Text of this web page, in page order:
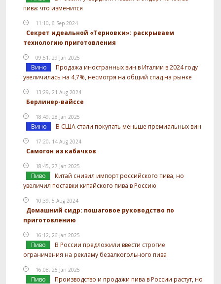
пива: что изменится
11:10, 6 Sep 2024
Секрет идеальной «Терновки»: раскрываем
технологию приготовления
09:51, 29 Jan 2025
Вино
Продажа иностранных вин в Италии в 2024 году
увеличилась на 4,7%, несмотря на общий спад на рынке
13:29, 21 Aug 2024
Берлинер-вайссе
18:49, 28 Jan 2025
Вино В США стали покупать меньше премиальных вин
17:20, 14 Aug 2024
Самогон из кабачков
18:45, 27 Jan 2025
Пиво
Китай снизил импорт российского пива, но
увеличил поставки китайского пива в Россию
10:39, 5 Aug 2024
Домашний сидр: пошаговое руководство по
приготовлению
16:12, 26 Jan 2025
Пиво
В России предложили ввести строгие
ограничения на рекламу безалкогольного пива
16:08, 25 Jan 2025
Пиво
Производство и продажи пива в России растут, но